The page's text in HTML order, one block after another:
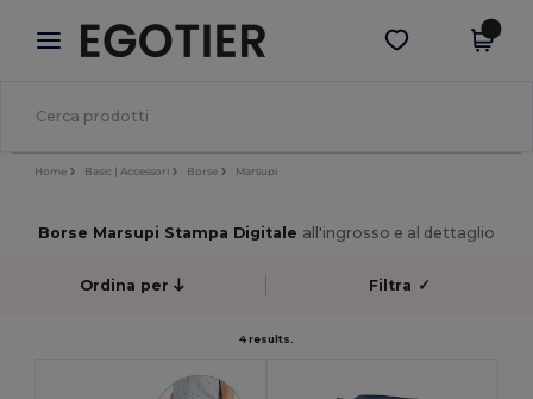
× App Egotier
Prezzi migliori sull'app!
Scarica app
Home Basic | Accessori Borse Marsupi
Borse Marsupi Stampa Digitale all'ingrosso e al dettaglio
Ordina per Filtra ✓
4 results.